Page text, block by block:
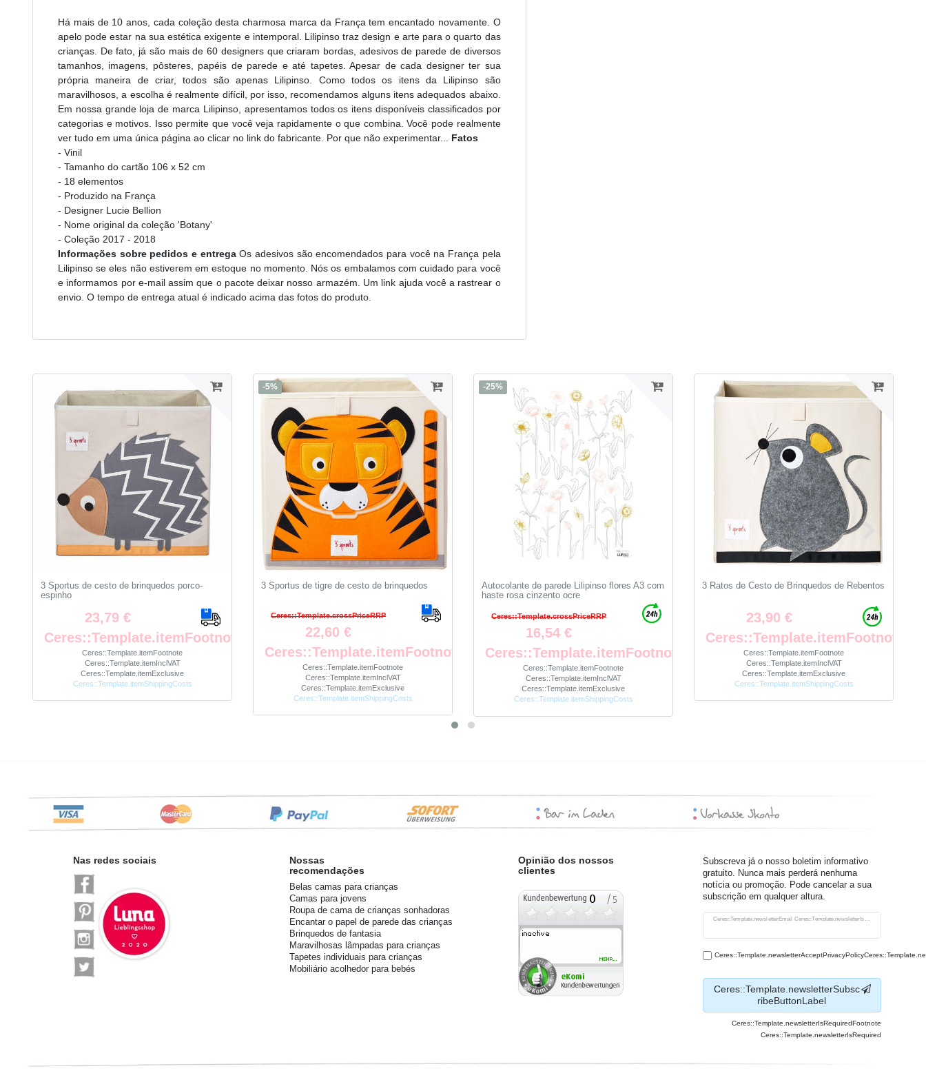
Há mais de 10 anos, cada coleção desta charmosa marca da França tem encantado novamente. O
apelo pode estar na sua estética exigente e intemporal. Lilipinso traz design e arte para o quarto das
crianças. De fato, já são mais de 60 designers que criaram bordas, adesivos de parede de diversos
tamanhos, imagens, pôsteres, papéis de parede e até tapetes. Apesar de cada designer ter sua
própria maneira de criar, todos são apenas Lilipinso. Como todos os itens da Lilipinso são
maravilhosos, a escolha é realmente difícil, por isso, recomendamos alguns itens adequados abaixo.
Em nossa grande loja de marca Lilipinso, apresentamos todos os itens disponíveis classificados por
categorias e motivos. Isso permite que você veja rapidamente o que combina. Você pode realmente
ver tudo em uma única página ao clicar no link do fabricante. Por que não experimentar... Fatos
- Vinil
- Tamanho do cartão 106 x 52 cm
- 18 elementos
- Produzido na França
- Designer Lucie Bellion
- Nome original da coleção 'Botany'
- Coleção 2017 - 2018
Informações sobre pedidos e entregaOs adesivos são encomendados para você na França pela
Lilipinso se eles não estiverem em estoque no momento. Nós os embalamos com cuidado para você
e informamos por e-mail assim que o pacote deixar nosso armazém. Um link ajuda você a rastrear o
envio. O tempo de entrega atual é indicado acima das fotos do produto.
3 Sportus de cesto de brinquedos porco-
espinho
23,79 €
Ceres::Template.itemFootnote
Ceres::Template.itemFootnote
Ceres::Template.itemInclVAT
Ceres::Template.itemExclusive
Ceres::Template.itemShippingCosts
-5%
3 Sportus de tigre de cesto de brinquedos
Ceres::Template.crossPriceRRP
22,60 €
Ceres::Template.itemFootnote
Ceres::Template.itemFootnote
Ceres::Template.itemInclVAT
Ceres::Template.itemExclusive
Ceres::Template.itemShippingCosts
-25%
Autocolante de parede Lilipinso flores A3 com
haste rosa cinzento ocre
Ceres::Template.crossPriceRRP
16,54 €
Ceres::Template.itemFootnote
Ceres::Template.itemFootnote
Ceres::Template.itemInclVAT
Ceres::Template.itemExclusive
Ceres::Template.itemShippingCosts
3 Ratos de Cesto de Brinquedos de Rebentos
23,90 €
Ceres::Template.itemFootnote
Ceres::Template.itemFootnote
Ceres::Template.itemInclVAT
Ceres::Template.itemExclusive
Ceres::Template.itemShippingCosts
Nas redes sociais
Nossas
recomendações
Belas camas para crianças
Camas para jovens
Roupa de cama de crianças sonhadoras
Encantar o papel de parede das crianças
Brinquedos de fantasia
Maravilhosas lâmpadas para crianças
Tapetes individuais para crianças
Mobiliário acolhedor para bebés
Opinião dos nossos
clientes
Subscreva já o nosso boletim informativo
gratuito. Nunca mais perderá nenhuma
notícia ou promoção. Pode cancelar a sua
subscrição em qualquer altura.
Ceres::Template.newsletterHoneypotLabel
Ceres::Template.newsletterSubsc
ribeButtonLabel
Ceres::Template.newsletterIsRequiredFootnote
Ceres::Template.newsletterIsRequired